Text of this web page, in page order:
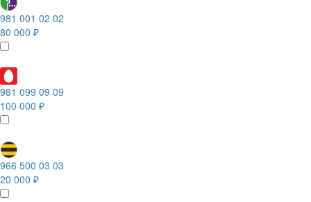
981 001 02 02
80 000 ₽
981 099 09 09
100 000 ₽
966 500 03 03
20 000 ₽